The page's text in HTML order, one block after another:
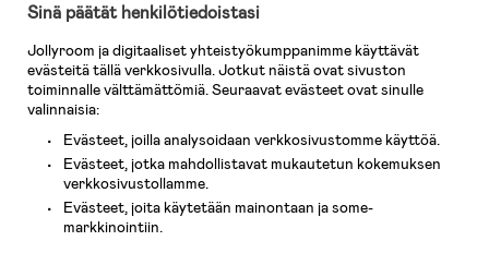
nopeasti, helposti ja aina edullisin hinnoin. Osaavan asiakaspalvelumme ja
ostoksia hyvillä mielin. Jollyroomilta saat lastenvaunut, turvaistuimet,
vaatteet vauvoille ja lapsille, inspiroivia sisustustuotteita lastenhuoneeseen,
lastentarvikkeita sekä paljon muuta. Meiltä löydät lukuisia tunnettuja
tuotemerkkejä, kuten Britax, Maxi-Cosi, Baby Jogger, BabyBjörn, Didriksons,
Tervetuloa shoppailemaan Pohjoismaiden suurimpaan lastentarvikkeiden
verkkokauppaan!
Sinä päätät henkilötiedoistasi
Jollyroom ja digitaaliset yhteistyökumppanimme käyttävät
evästeitä tällä verkkosivulla. Jotkut näistä ovat sivuston
toiminnalle välttämättömiä. Seuraavat evästeet ovat sinulle
valinnaisia:
Evästeet, joilla analysoidaan verkkosivustomme käyttöä.
Evästeet, jotka mahdollistavat mukautetun kokemuksen
verkkosivustollamme.
Evästeet, joita käytetään mainontaan ja some-
markkinointiin.